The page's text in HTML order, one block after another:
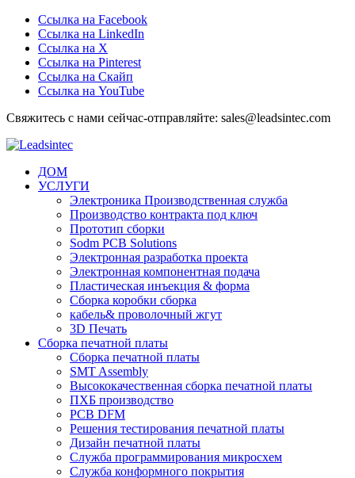
Ссылка на Facebook
Ссылка на LinkedIn
Ссылка на Х
Ссылка на Pinterest
Ссылка на Скайп
Ссылка на YouTube
Свяжитесь с нами сейчас-отправляйте: sales@leadsintec.com
ДОМ
УСЛУГИ
Электроника Производственная служба
Производство контракта под ключ
Прототип сборки
Sodm PCB Solutions
Электронная разработка проекта
Электронная компонентная подача
Пластическая инъекция & форма
Сборка коробки сборка
кабель& проволочный жгут
3D Печать
Сборка печатной платы
Сборка печатной платы
SMT Assembly
Высококачественная сборка печатной платы
ПХБ производство
PCB DFM
Решения тестирования печатной платы
Дизайн печатной платы
Служба программирования микросхем
Служба конформного покрытия